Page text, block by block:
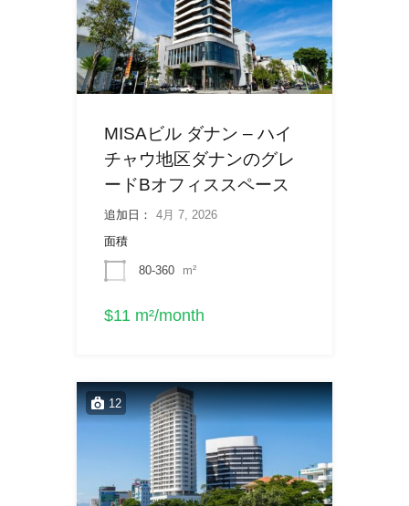
MISAビル ダナン – ハイ
チャウ地区ダナンのグレ
ードBオフィススペース
追加日：
4月 7, 2026
面積
80-360 m²
$11 m²/month
12